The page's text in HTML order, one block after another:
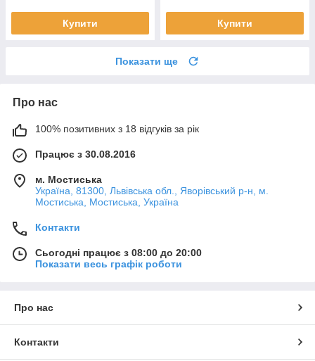
Купити Купити
Показати ще
Про нас
100% позитивних з 18 відгуків за рік
Працює з 30.08.2016
м. Мостиська
Україна, 81300, Львівська обл., Яворівський р-н, м.
Мостиська, Мостиська, Україна
Контакти
Сьогодні працює з 08:00 до 20:00
Показати весь графік роботи
Про нас
Контакти